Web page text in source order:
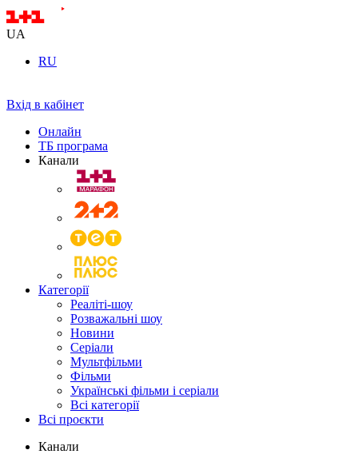
UA
RU
Вхід в кабінет
Онлайн
ТБ програма
Канали
Категорії
Реаліті-шоу
Розважальні шоу
Новини
Серіали
Мультфільми
Фільми
Українські фільми і серіали
Всі категорії
Всі проєкти
Канали